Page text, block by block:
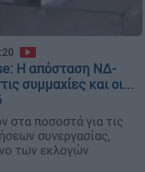
Η απόσταση ΝΔ-
συμμαχίες και οι...
στα ποσοστά για τις
συνεργασίας,
των εκλογών